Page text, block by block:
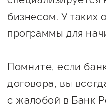
О центре
Истории
Центр
О центре
Календарь
Центр
социальной
бизнесом. У таких
программы для
Помните, если
договора, вы
с жалобой в Банк